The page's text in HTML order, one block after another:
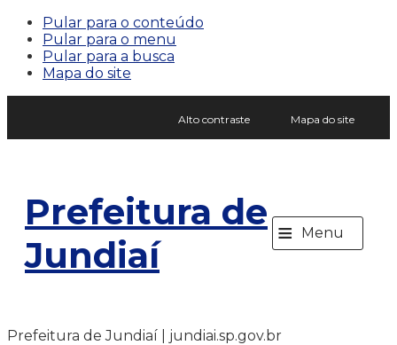
Pular para o conteúdo
Pular para o menu
Pular para a busca
Mapa do site
Alto contraste Mapa do site
Prefeitura de
Jundiaí
≡ Menu
Prefeitura de Jundiaí | jundiai.sp.gov.br